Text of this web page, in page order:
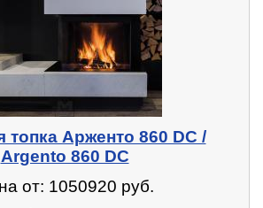
топка Арженто 860 DC /
Argento 860 DC
от: 1050920 руб.